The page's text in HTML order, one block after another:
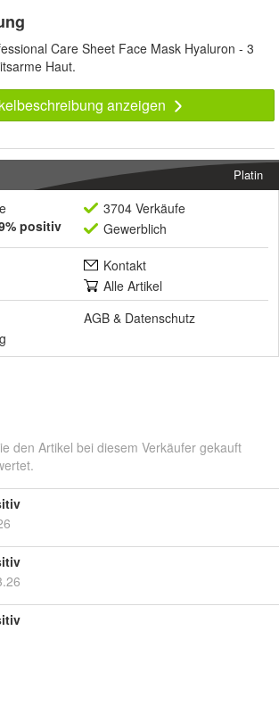
Care Sheet Face Mask Hyaluron - 3
Haut.
anzeigen
Platin
positiv
3704 Verkäufe
Gewerblich
Kontakt
Alle Artikel
AGB & Datenschutz
den Artikel bei diesem Verkäufer gekauft